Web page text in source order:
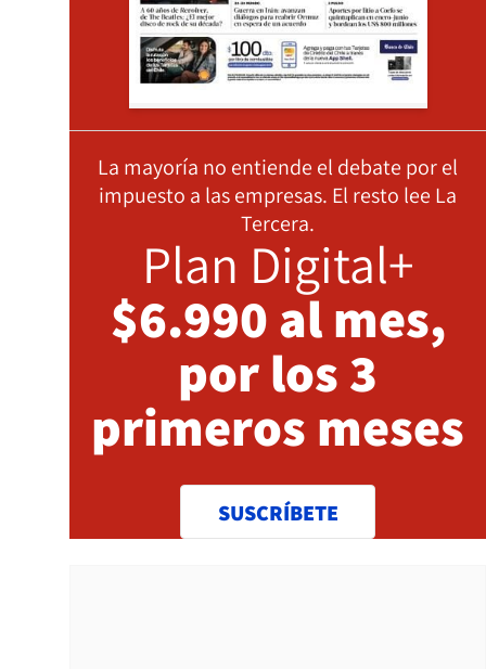
La mayoría no entiende el debate por el
impuesto a las empresas. El resto lee La
Tercera.
Plan Digital+
$6.990 al mes,
por los 3
primeros meses
SUSCRÍBETE